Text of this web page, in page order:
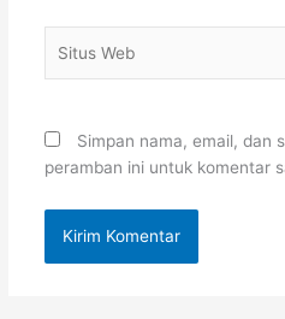
Web
Simpan nama, email, dan
peramban ini untuk komentar